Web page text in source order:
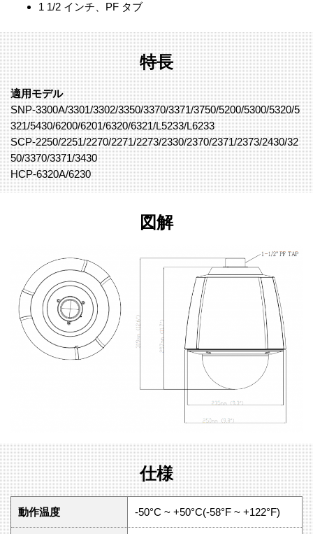
1 1/2 インチ、PF タブ
特長
適用モデル
SNP-3300A/3301/3302/3350/3370/3371/3750/5200/5300/5320/5
321/5430/6200/6201/6320/6321/L5233/L6233
SCP-2250/2251/2270/2271/2273/2330/2370/2371/2373/2430/32
50/3370/3371/3430
HCP-6320A/6230
図解
仕様
動作温度 -50°C ~ +50°C(-58°F ~ +122°F)